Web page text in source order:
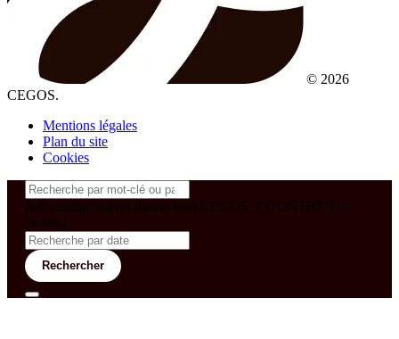
© 2026
CEGOS.
Mentions légales
Plan du site
Cookies
&& config('laravel-theme-inter.CEGOS_COUNTRY') !=
'neves')
Rechercher